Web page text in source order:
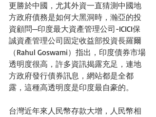
更勝於中國，尤其外資一直猜測中國地
方政府債務是如何大黑洞時，瀚亞的投
資顧問─印度最大資產管理公司-ICICI保
誠資產管理公司固定收益部投資長羅爾
（Rahul Goswami）指出，印度債券市場
透明度很高，許多資訊揭露充足，連地
方政府發行債券訊息，網站都是全都
露，這種高透明度是印度最自豪的。
台灣近年來人民幣存款大增，人民幣相